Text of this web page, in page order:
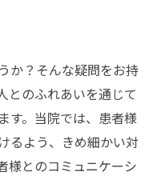
か？そんな疑問をお持
とのふれあいを通じて
す。当院では、患者様
るよう、きめ細かい対
様とのコミュニケーシ